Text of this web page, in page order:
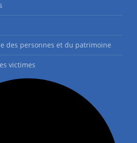
des personnes et du patrimoine
victimes